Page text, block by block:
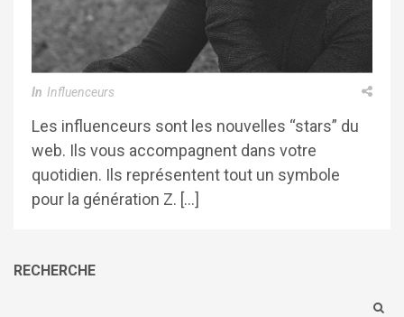
In Influenceurs
Les influenceurs sont les nouvelles “stars” du
web. Ils vous accompagnent dans votre
quotidien. Ils représentent tout un symbole
pour la génération Z. […]
RECHERCHE